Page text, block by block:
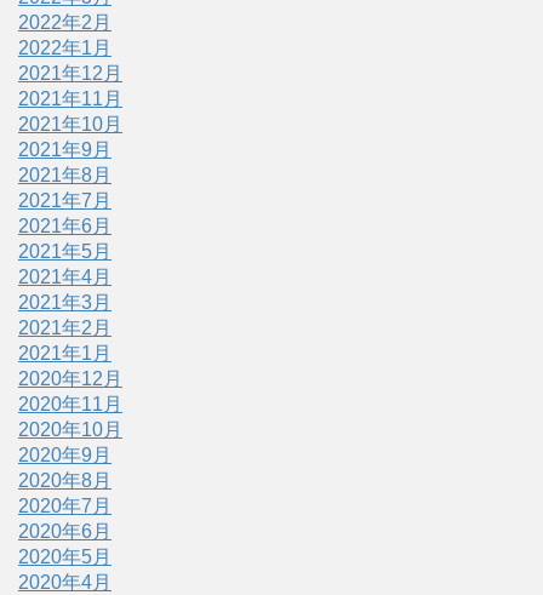
2022年2月
2022年1月
2021年12月
2021年11月
2021年10月
2021年9月
2021年8月
2021年7月
2021年6月
2021年5月
2021年4月
2021年3月
2021年2月
2021年1月
2020年12月
2020年11月
2020年10月
2020年9月
2020年8月
2020年7月
2020年6月
2020年5月
2020年4月